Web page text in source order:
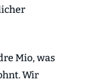
Mio, was
Wir